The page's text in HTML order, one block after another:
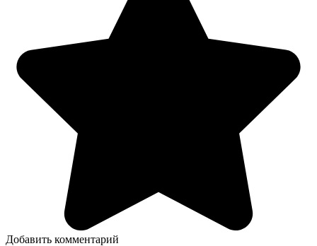
Добавить комментарий